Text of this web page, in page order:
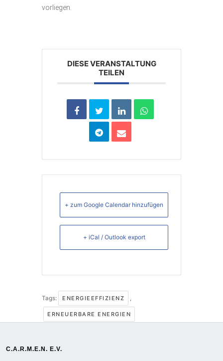
vorliegen.
DIESE VERANSTALTUNG
TEILEN
+ zum Google Calendar hinzufügen
+ iCal / Outlook export
Tags: ENERGIEEFFIZIENZ ,
ERNEUERBARE ENERGIEN
C.A.R.M.E.N. E.V.